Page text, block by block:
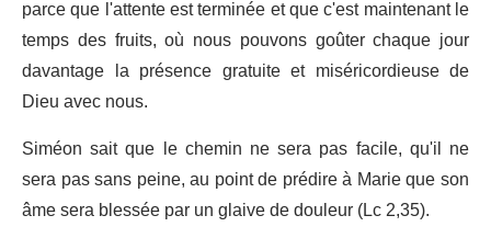
parce que l'attente est terminée et que c'est maintenant le
temps des fruits, où nous pouvons goûter chaque jour
davantage la présence gratuite et miséricordieuse de
Dieu avec nous.
Siméon sait que le chemin ne sera pas facile, qu'il ne
sera pas sans peine, au point de prédire à Marie que son
âme sera blessée par un glaive de douleur (Lc 2,35).